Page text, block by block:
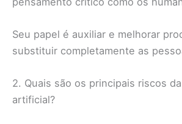
Seu papel é auxiliar e melhorar
substituir completamente as
2. Quais são os principais riscos
artificial?